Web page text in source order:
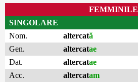
FEMMINILE
SINGOLARE
Nom.
altercată
Gen.
altercatae
Dat.
altercatae
Acc.
altercatam